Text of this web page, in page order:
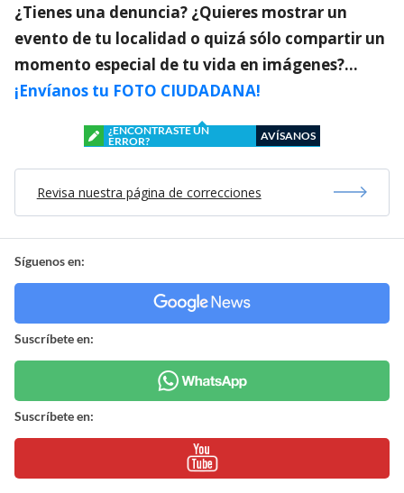
¿Tienes una denuncia? ¿Quieres mostrar un
evento de tu localidad o quizá sólo compartir un
momento especial de tu vida en imágenes?…
¡Envíanos tu FOTO CIUDADANA!
¿ENCONTRASTE UN
ERROR?
AVÍSANOS
Revisa nuestra página de correcciones
Síguenos en:
Suscríbete en:
Suscríbete en: